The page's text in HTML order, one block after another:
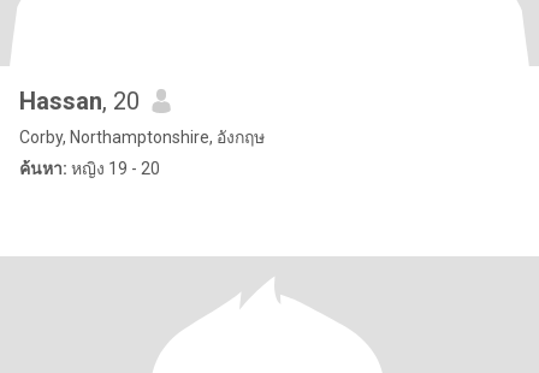
Hassan, 20
Corby, Northamptonshire, อังกฤษ
ค้นหา: หญิง 19 - 20